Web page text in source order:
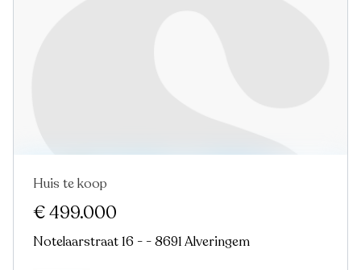
In optie
Huis te koop
€ 499.000
Notelaarstraat 16 - - 8691 Alveringem